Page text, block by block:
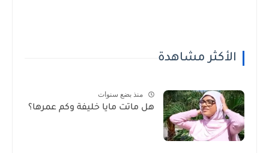
الأكثر مشاهدة
منذ بضع سنوات
هل ماتت مايا خليفة وكم عمرها؟